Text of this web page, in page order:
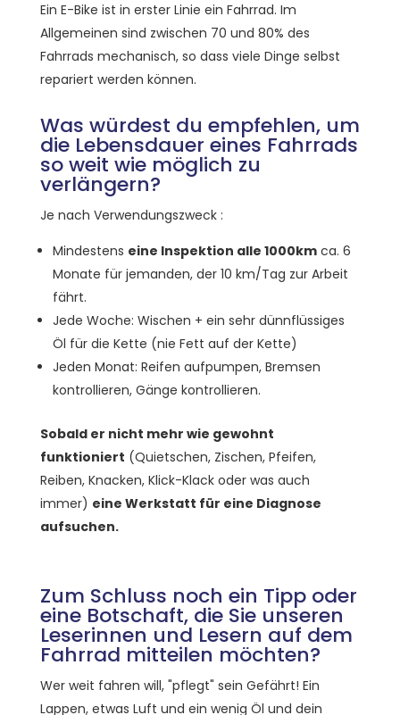
Ein E-Bike ist in erster Linie ein Fahrrad. Im
Allgemeinen sind zwischen 70 und 80% des
Fahrrads mechanisch, so dass viele Dinge selbst
repariert werden können.
Was würdest du empfehlen, um
die Lebensdauer eines Fahrrads
so weit wie möglich zu
verlängern?
Je nach Verwendungszweck :
Mindestens eine Inspektion alle 1000kmca. 6
Monate für jemanden, der 10 km/Tag zur Arbeit
fährt.
Jede Woche: Wischen + ein sehr dünnflüssiges
Öl für die Kette (nie Fett auf der Kette)
Jeden Monat: Reifen aufpumpen, Bremsen
kontrollieren, Gänge kontrollieren.
Sobald er nicht mehr wie gewohnt
funktioniert (Quietschen, Zischen, Pfeifen,
Reiben, Knacken, Klick-Klack oder was auch
immer) eine Werkstatt für eine Diagnose
aufsuchen.
Zum Schluss noch ein Tipp oder
eine Botschaft, die Sie unseren
Leserinnen und Lesern auf dem
Fahrrad mitteilen möchten?
Wer weit fahren will, "pflegt" sein Gefährt! Ein
Lappen, etwas Luft und ein wenig Öl und dein